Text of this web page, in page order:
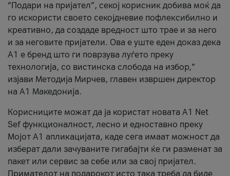
“Подари на пријател”, секој корисник добива моќ да
го искористи своето секојдневие пофлексибилно и
креативно, да создаде вредност што трае и за него
и за неговите пријатели. Ова е уште еден доказ дека
А1 е бренд што ги поврзува луѓето преку
технологија, со вистинска слобода на избор,“
изјави Методија Мирчев, главен извршен директор
на А1 Македонија.
Корисниците можат да ја користат новата А1 Net
Sef функционалност, лесно и едноставно преку
Мојот А1 апликацијата, каде сега имаат можност да
изберат дали зачуваните гигабајти ќе ги разменат за
пакет или сервис за себе или за свој пријател.
Примателот на подарокот исто така треба да биде